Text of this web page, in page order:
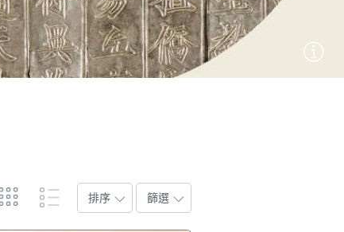
排序 篩選